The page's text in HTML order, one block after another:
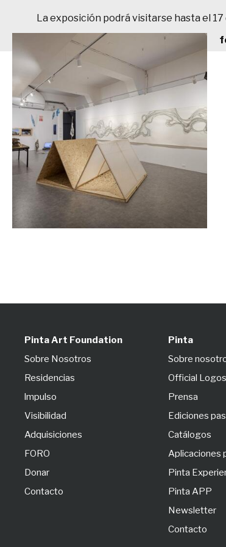
La exposición podrá visitarse hasta el 17
Pinta Art Foundation
Sobre Nosotros
Residencias
lmpulso
Visibilidad
Adquisiciones
FORO
Donar
Contacto
Pinta
Sobre
Official
Prensa
Ediciones
Catálogos
Aplicaciones
Pinta
Pinta APP
Newsletter
Contacto